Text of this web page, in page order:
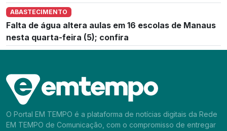
ABASTECIMENTO
Falta de água altera aulas em 16 escolas de Manaus
nesta quarta-feira (5); confira
O Portal EM TEMPO é a plataforma de notícias digitais da Rede
EM TEMPO de Comunicação, com o compromisso de entregar